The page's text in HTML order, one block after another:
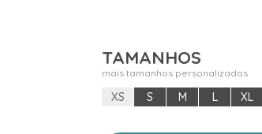
TAMANHOS
mais tamanhos personalizados
XS S M L XL